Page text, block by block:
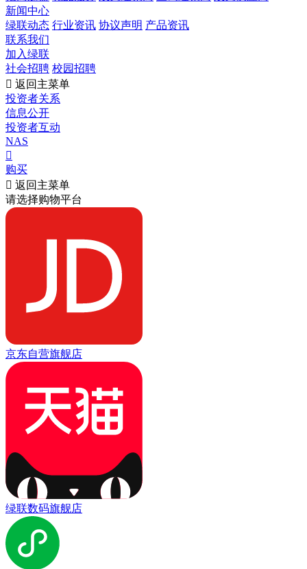
新闻中心
绿联动态 行业资讯 协议声明 产品资讯
联系我们
加入绿联
社会招聘 校园招聘
 返回主菜单
投资者关系
信息公开
投资者互动
NAS

购买
 返回主菜单
请选择购物平台
京东自营旗舰店
绿联数码旗舰店